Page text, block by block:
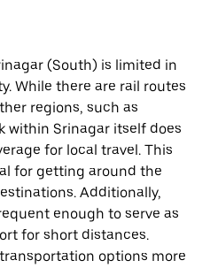
(South) is limited in
While there are rail routes
regions, such as
within Srinagar itself does
for local travel. This
for getting around the
Additionally,
enough to serve as
for short distances.
options more